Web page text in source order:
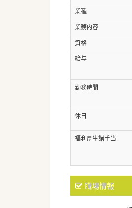
業種
業務内容
資格
給与
勤務時間
休日
福利厚生諸手当
職場情報